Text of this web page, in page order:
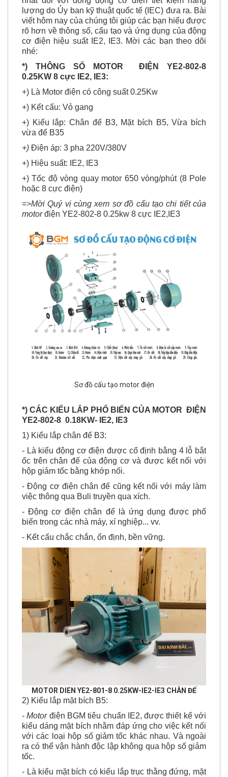
viết hôm nay của chúng tôi giúp các bạn hiểu được
rõ hơn về thông số, cấu tạo và ứng dụng của động
cơ điện hiệu suất IE2, IE3. Mời các bạn theo dõi
nhé:
*) THÔNG SỐ MOTOR ĐIỆN YE2-802-8
0.25KW 8 cực IE2, IE3:
+) Là Motor điện có công suất 0.25Kw
+) Kết cấu: Vỏ gang
+) Kiểu lắp: Chân đế B3, Mặt bích B5, Vừa bích
vừa đế B35
+)Điện áp: 3 pha 220V/380V
+) Hiệu suất: IE2, IE3
+) Tốc độ vòng quay motor 650 vòng/phút (8 Pole
hoặc 8 cực điện)
=>Mời Quý vị cùng xem sơ đồ cấu tạo chi tiết của
motorđiện YE2-802-8 0.25kw 8 cực IE2,IE3
YE2-802-8 0.18KW- IE2, IE3
1) Kiểu lắp chân đế B3:
- Là kiểu động cơ điện được cố định bằng 4 lỗ bắt
ốc trên chân đế của động cơ và được kết nối với
hộp giảm tốc bằng khớp nối.
- Động cơ điện chân đế cũng kết nối với máy làm
việc thông qua Buli truyền qua xích.
- Động cơ điện chân đế là ứng dụng được phổ
biến trong các nhà máy, xí nghiệp... vv.
- Kết cấu chắc chắn, ổn định, bền vững.
2) Kiểu lắp mặt bích B5:
- Motorđiện BGM tiêu chuẩn IE2, được thiết kế với
kiểu dáng mặt bích nhằm đáp ứng cho việc kết nối
với các loại hộp số giảm tốc khác nhau. Và ngoài
ra có thể vận hành độc lập không qua hộp số giảm
tốc.
-Là kiểu mặt bích có kiểu lắp trục thằng đứng, mặt
bích hướng lên trên hoặc quay xuống dưới, hoặc